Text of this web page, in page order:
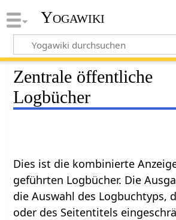
Yogawiki
Zentrale öffentliche
Logbücher
Dies ist die kombinierte
geführten Logbücher. Die
die Auswahl des Logbuchtyps,
oder des Seitentitels